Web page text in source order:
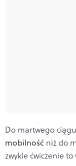
Do martwego
mobilność niż do
zwykle ćwiczenie